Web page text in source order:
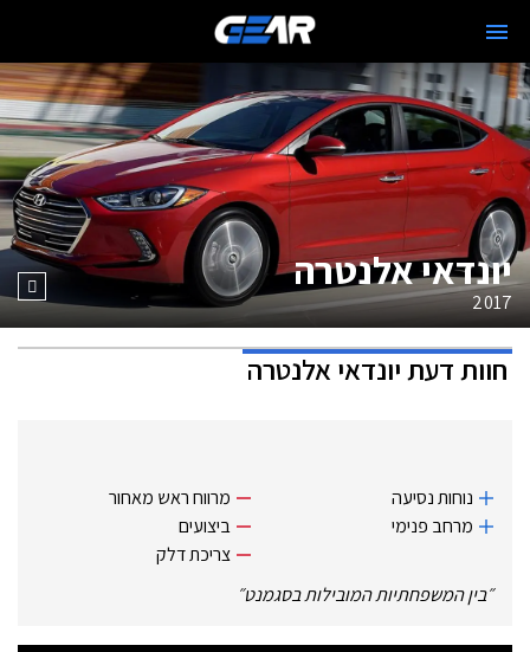
יונדאי אלנטרה
2017
חוות דעתיונדאי אלנטרה
נוחות נסיעה
מרחב פנימי
מרווח ראש מאחור
ביצועים
צריכת דלק
״בין המשפחתיות המובילות בסגמנט״